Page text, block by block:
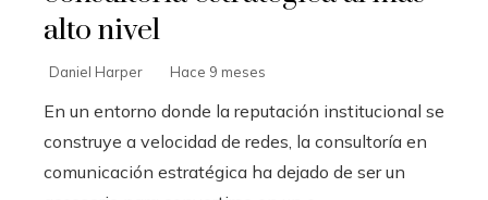
alto nivel
Daniel Harper Hace 9 meses
En un entorno donde la reputación institucional se
construye a velocidad de redes, la consultoría en
comunicación estratégica ha dejado de ser un